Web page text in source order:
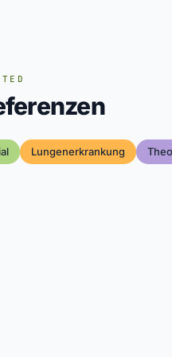
Lungenerkrankung